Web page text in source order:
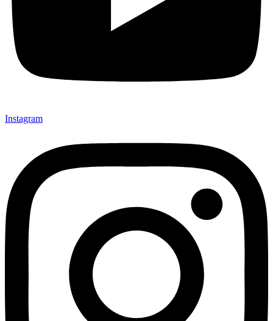
Instagram